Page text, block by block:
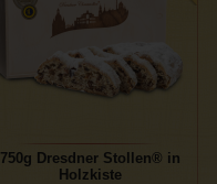
750g Dresdner Stollen® in
Holzkiste